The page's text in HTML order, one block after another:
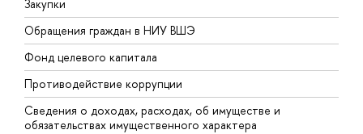
Закупки
Обращения граждан в НИУ ВШЭ
Фонд целевого капитала
Противодействие коррупции
Сведения о доходах, расходах, об имуществе и
обязательствах имущественного характера